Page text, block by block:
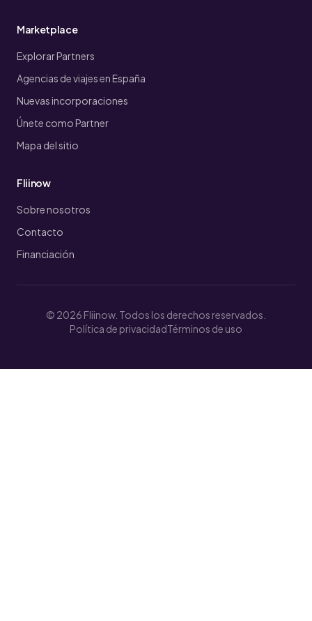
Marketplace
Explorar Partners
Agencias de viajes en España
Nuevas incorporaciones
Únete como Partner
Mapa del sitio
Fliinow
Sobre nosotros
Contacto
Financiación
© 2026 Fliinow. Todos los derechos reservados.
Política de privacidadTérminos de uso